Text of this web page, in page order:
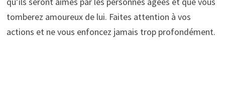
tomberez amoureux de lui. Faites attention à vos
actions et ne vous enfoncez jamais trop profondément.